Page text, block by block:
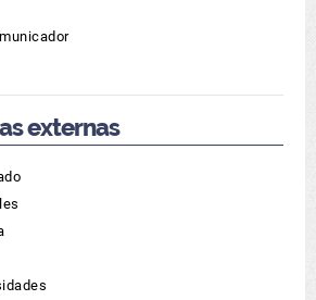
externas